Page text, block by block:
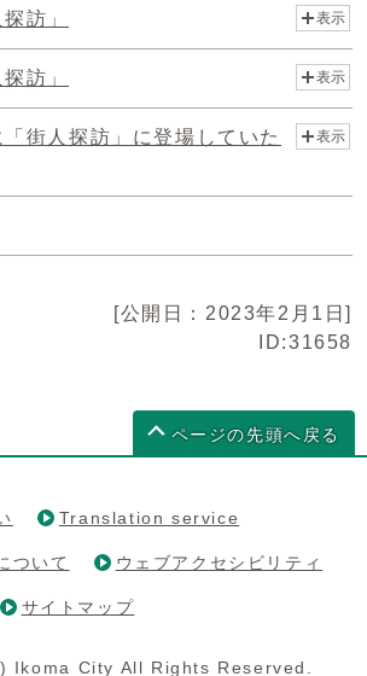
訪」 表示
訪」 表示
街人探訪」に登場していた
表示
[公開日：2023年2月1日]
ID:31658
ページの先頭へ戻る
Translation service
ついて ウェブアクセシビリティ
サイトマップ
Ikoma City All Rights Reserved.